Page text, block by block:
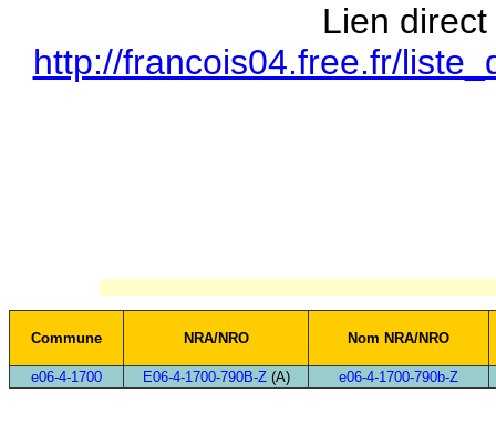
Lien
http://francois04.free.fr/
Commune NRA/NRO Nom NRA/NRO
e06-4-1700 E06-4-1700-790B-Z(A) e06-4-1700-790b-Z